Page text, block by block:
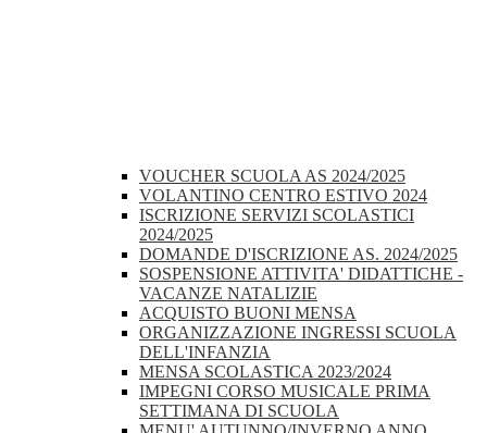
VOUCHER SCUOLA AS 2024/2025
VOLANTINO CENTRO ESTIVO 2024
ISCRIZIONE SERVIZI SCOLASTICI
2024/2025
DOMANDE D'ISCRIZIONE AS. 2024/2025
SOSPENSIONE ATTIVITA' DIDATTICHE -
VACANZE NATALIZIE
ACQUISTO BUONI MENSA
ORGANIZZAZIONE INGRESSI SCUOLA
DELL'INFANZIA
MENSA SCOLASTICA 2023/2024
IMPEGNI CORSO MUSICALE PRIMA
SETTIMANA DI SCUOLA